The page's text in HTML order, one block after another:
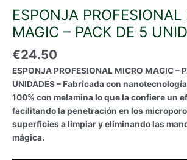
ESPONJA PROFESIONAL
MAGIC – PACK DE 5
€24.50
ESPONJA PROFESIONAL MICRO MAGIC –
UNIDADES – Fabricada con
100% con melamina lo que la confiere un
facilitando la penetración en los
superficies a limpiar y eliminando las
mágica.